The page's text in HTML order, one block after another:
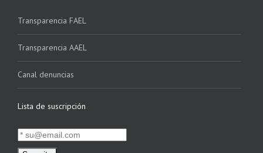
Transparencia FAEL
Transparencia AAEL
Canal denuncias
Lista de suscripción